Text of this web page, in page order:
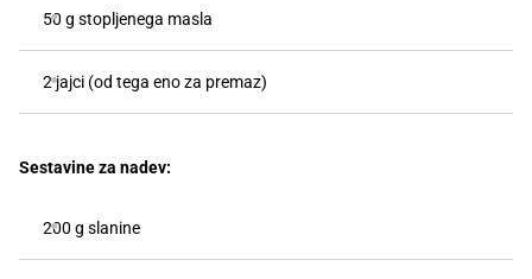
50 g stopljenega masla
2 jajci (od tega eno za premaz)
Sestavine za nadev:
200 g slanine